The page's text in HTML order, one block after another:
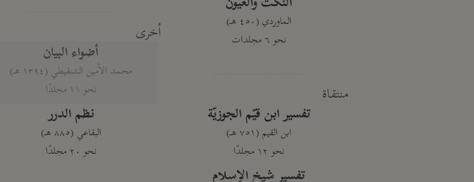
الماوردي (٤٥٠ هـ)
نحو ٦ مجلدات
منتقاة
تفسير ابن قيّم الجوزيّة
ابن القيم (٧٥١ هـ)
نحو ١٢ مجلدًا
تفسير شيخ الإسلام
أخرى
أضواء البيان
محمد الأمين الشنقيطي (١٣٩٤ هـ)
نحو ١١ مجلدًا
نظم الدرر
البقاعي (٨٨٥ هـ)
نحو ٢٠ مجلدًا